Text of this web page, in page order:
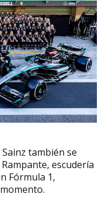
también se
escudería
Fórmula 1,